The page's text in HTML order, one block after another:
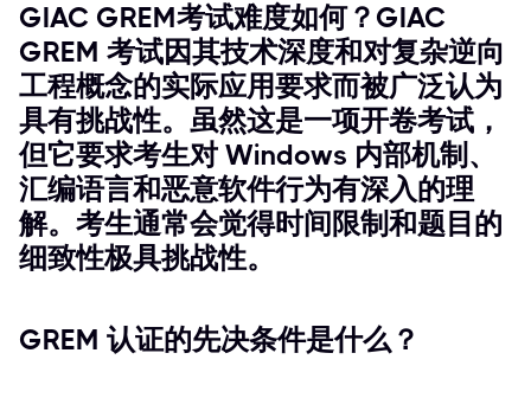
GIAC GREM考试难度如何？GIAC
GREM 考试因其技术深度和对复杂逆向
工程概念的实际应用要求而被广泛认为
具有挑战性。虽然这是一项开卷考试，
但它要求考生对 Windows 内部机制、
汇编语言和恶意软件行为有深入的理
解。考生通常会觉得时间限制和题目的
细致性极具挑战性。
GREM 认证的先决条件是什么？